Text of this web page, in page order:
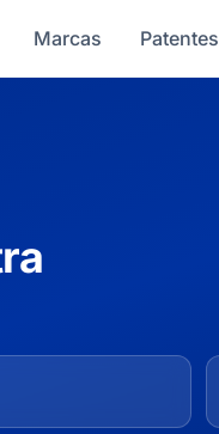
Marcas Patentes